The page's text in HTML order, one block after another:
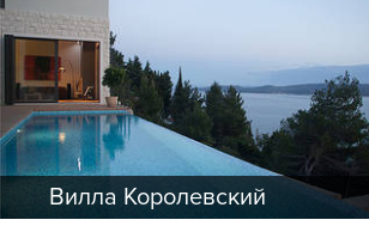
Вилла Королевский